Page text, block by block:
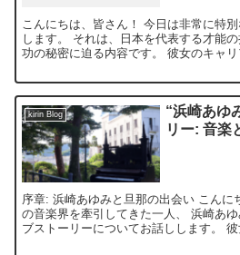
こんにちは、皆さん！ 今日は非常に特
します。 それは、日本を代表する才能
功の秘密に迫る内容です。 彼女のキャリ
kirin Blog
“浜崎あゆ
リー: 音楽
序章: 浜崎あゆみと旦那の出会い こんに
の音楽界を牽引してきた一人、 浜崎あ
ブストーリーについてお話しします。